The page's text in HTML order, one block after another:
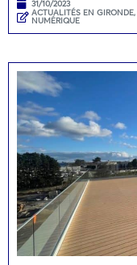
31/10/2023
ACTUALITÉS EN GIRONDE,
NUMÉRIQUE